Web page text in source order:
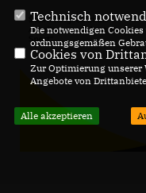
Technisch
Die notwendigen
ordnungsgemäßen
Cookies von
Zur Optimierung unserer
Angebote von
Alle akzeptieren